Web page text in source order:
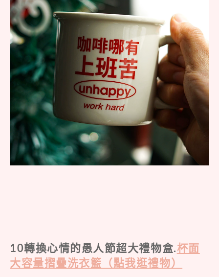
10轉換心情的愚人節超大禮物盒.杯面
大容量摺疊洗衣籃（點我逛禮物）